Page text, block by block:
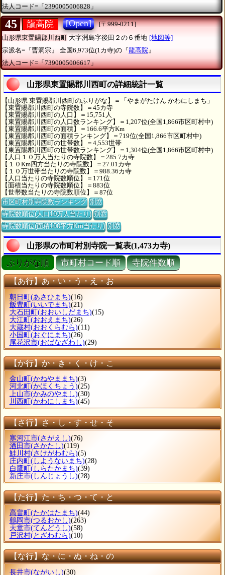
法人コード=「2390005006828」
45 龍高院 [Open]
[〒999-0211]
山形県東置賜郡川西町 大字洲島字後田２の６番地 [地図等]
宗派名=『曹洞宗』
全国6,973位(1カ寺)の『龍高院』
法人コード=「7390005006617」
山形県東置賜郡川西町の詳細統計一覧
【山形県 東置賜郡川西町のふりがな】＝「やまがたけん かわにしまち」
【東置賜郡川西町の寺院数】＝45カ寺
【東置賜郡川西町の人口】＝15,751人
【東置賜郡川西町の人口数ランキング】＝1,207位(全国1,866市区町村中)
【東置賜郡川西町の面積】＝166.6平方Km
【東置賜郡川西町の面積ランキング】＝719位(全国1,866市区町村中)
【東置賜郡川西町の世帯数】＝4,553世帯
【東置賜郡川西町の世帯数ランキング】＝1,304位(全国1,866市区町村中)
【人口１０万人当たりの寺院数】＝285.7カ寺
【１０Km四方当たりの寺院数】＝27.01カ寺
【１０万世帯当たりの寺院数】＝988.36カ寺
【人口当たりの寺院数順位】＝171位
【面積当たりの寺院数順位】＝883位
【世帯数当たりの寺院数順位】＝87位
市区町村別寺院数ランキング 別窓
寺院数順位(人口10万人当たり) 別窓
寺院数順位(面積100平方Km当たり) 別窓
山形県の市町村別寺院一覧表(1,473カ寺)
ぶりがな順 市町村コード順 寺院件数順
【あ行】あ・い・う・え・お
朝日町(あさひまち)(16)
飯豊町(いいでまち)(21)
大石田町(おおいしだまち)(15)
大江町(おおえまち)(26)
大蔵村(おおくらむら)(11)
小国町(おぐにまち)(26)
尾花沢市(おばなざわし)(29)
【か行】か・き・く・け・こ
金山町 (かねやままち)(3)
河北町 (かほくちょう)(25)
上山市(かみのやまし)(30)
川西町 (かわにしまち)(45)
【さ行】さ・し・す・せ・そ
寒河江市(さがえし)(76)
酒田市(さかたし)(119)
鮭川村(さけがわむら)(5)
庄内町 (しようないまち)(28)
白鷹町 (しらたかまち)(39)
新庄市(しんじょうし)(28)
【た行】た・ち・つ・て・と
高畠町 (たかはたまち)(44)
鶴岡市(つるおかし)(263)
天童市(てんどうし)(58)
戸沢村(とざわむら)(10)
【な行】な・に・ぬ・ね・の
長井市(ながいし)(30)